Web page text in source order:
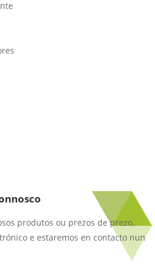
produtos ou prezos de prezo,
e estaremos en contacto nun